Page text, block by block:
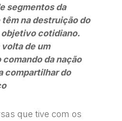
segmentos da
na destruição do
objetivo cotidiano.
volta de um
da nação
compartilhar do
que tive com os